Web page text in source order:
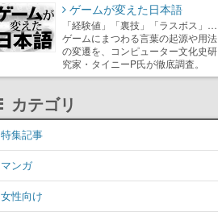
ゲームが変えた日本語
「経験値」「裏技」「ラスボス」…
ゲームにまつわる言葉の起源や用法
の変遷を、コンピューター文化史研
究家・タイニーP氏が徹底調査。
カテゴリ
特集記事
マンガ
女性向け